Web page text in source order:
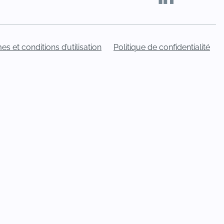
et conditions d’utilisation Politique de confidentialité